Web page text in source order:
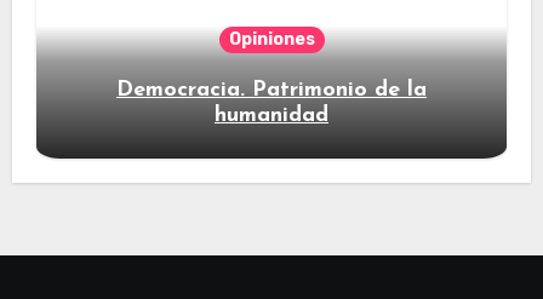
Opiniones
Democracia. Patrimonio de la
humanidad